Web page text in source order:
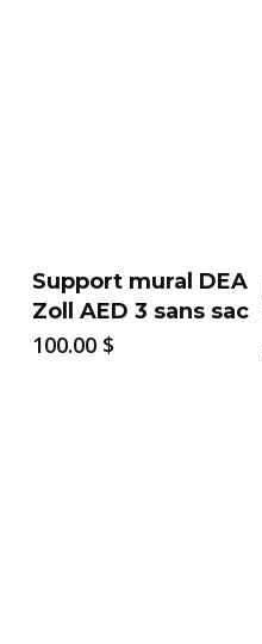
Support mural DEA
Zoll AED 3 sans sac
100.00 $